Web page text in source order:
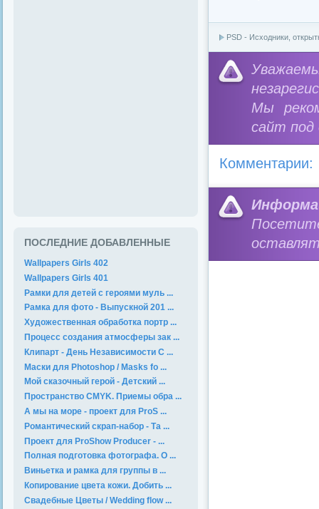
PSD - Исходники,
Мы
сайт под
Комментарии:
ПОСЛЕДНИЕ ДОБАВЛЕННЫЕ
Wallpapers Girls 402
Wallpapers Girls 401
Рамки для детей с героями муль ...
Рамка для фото - Выпускной 201 ...
Художественная обработка портр ...
Процесс создания атмосферы зак ...
Клипарт - День Независимости С ...
Маски для Photoshop / Masks fo ...
Мой сказочный герой - Детский ...
Пространство CMYK. Приемы обра ...
А мы на море - проект для ProS ...
Романтический скрап-набор - Та ...
Проект для ProShow Producer - ...
Полная подготовка фотографа. О ...
Виньетка и рамка для группы в ...
Копирование цвета кожи. Добить ...
Свадебные Цветы / Wedding flow ...